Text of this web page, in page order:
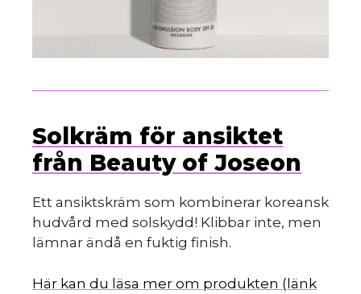
Solkräm för ansiktet
från Beauty of Joseon
Ett ansiktskräm som kombinerar koreansk
hudvård med solskydd! Klibbar inte, men
lämnar ändå en fuktig finish.
Här kan du läsa mer om produkten (länk